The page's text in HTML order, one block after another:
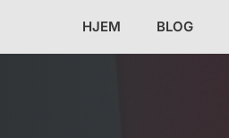
HJEM BLOG